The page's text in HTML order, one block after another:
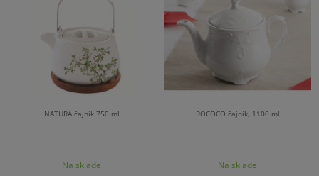
NATURA čajník 750 ml
Na sklade
ROCOCO čajník, 1100 ml
Na sklade